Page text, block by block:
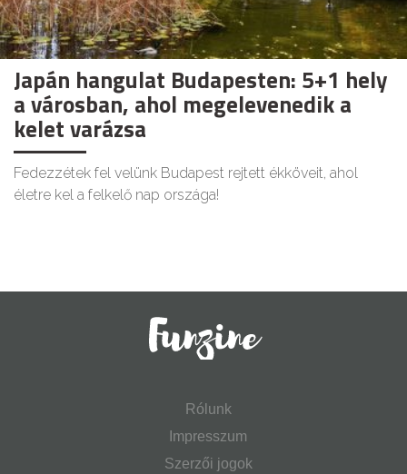
Japán hangulat Budapesten: 5+1 hely
a városban, ahol megelevenedik a
kelet varázsa
Fedezzétek fel velünk Budapest rejtett ékköveit, ahol
életre kel a felkelő nap országa!
Rólunk
Impresszum
Szerzői jogok